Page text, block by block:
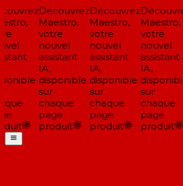
Découvrez
Maestro,
votre
nouvel
assistant
IA,
disponible
sur
chaque
page
produit
Découvrez
Maestro,
votre
nouvel
assistant
IA,
disponible
sur
chaque
page
produit
Maestro,
votre
nouvel
assistant
IA,
disponible
sur
chaque
page
produit